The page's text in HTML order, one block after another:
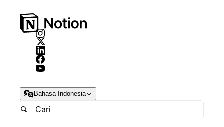
Bahasa Indonesia